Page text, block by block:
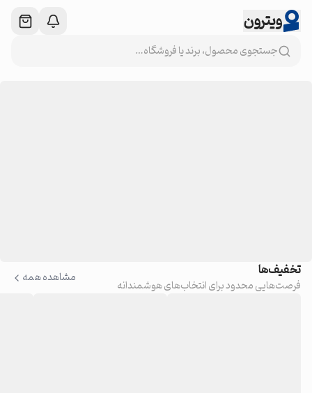
ویترون
جستجوی محصول، برند یا فروشگاه…
تخفیف‌ها
فرصت‌هایی محدود برای انتخاب‌های هوشمندانه
مشاهده همه